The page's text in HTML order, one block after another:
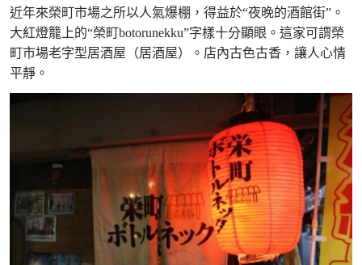
近年來榮町市場之所以人氣爆棚，得益於“夜晚的酒館街”。
大紅燈籠上的“榮町botorunekku”字樣十分顯眼。這家可謂榮
町市場老字型居酒屋（居酒屋）。店內古色古香，讓人心情
平靜。